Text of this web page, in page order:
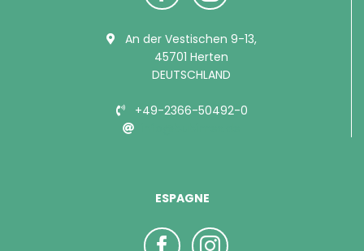
An der Vestischen 9-13,
45701 Herten
DEUTSCHLAND
+49-2366-50492-0
ESPAGNE